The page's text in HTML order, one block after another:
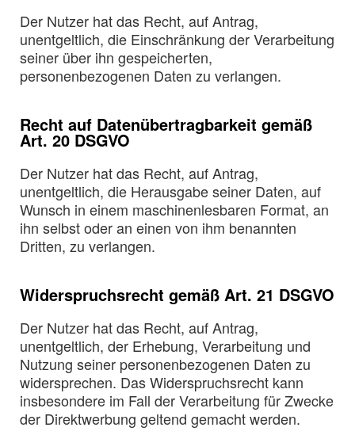
Der Nutzer hat das Recht, auf Antrag,
unentgeltlich, die Einschränkung der Verarbeitung
seiner über ihn gespeicherten,
personenbezogenen Daten zu verlangen.
Recht auf Datenübertragbarkeit gemäß
Art. 20 DSGVO
Der Nutzer hat das Recht, auf Antrag,
unentgeltlich, die Herausgabe seiner Daten, auf
Wunsch in einem maschinenlesbaren Format, an
ihn selbst oder an einen von ihm benannten
Dritten, zu verlangen.
Widerspruchsrecht gemäß Art. 21 DSGVO
Der Nutzer hat das Recht, auf Antrag,
unentgeltlich, der Erhebung, Verarbeitung und
Nutzung seiner personenbezogenen Daten zu
widersprechen. Das Widerspruchsrecht kann
insbesondere im Fall der Verarbeitung für Zwecke
der Direktwerbung geltend gemacht werden.